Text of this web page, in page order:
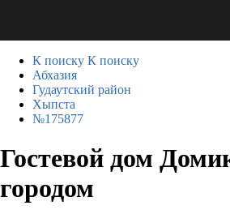
К поиску К поиску
Абхазия
Гудаутский район
Хыпста
№175877
Гостевой дом
городом